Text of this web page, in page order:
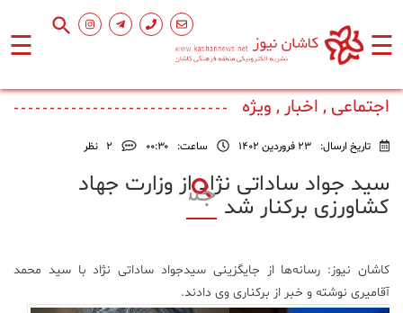
☰ ☰
اصلی
فرهنگ
ورزشی
اجتماعی , اخبار , ویژه
تاریخ ارسال: 23 فروردین 1402 ساعت: ۰۰:۳۰ 2 نظر
سید جواد ساداتی نژاد از وزارت جهاد
کشاورزی برکنار شد
کاشان نیوز: رسانه‌ها از جایگزینی سیدجواد ساداتی نژاد با سید محمد
آقامیری نوشته و خبر از برکناری وی دادند.